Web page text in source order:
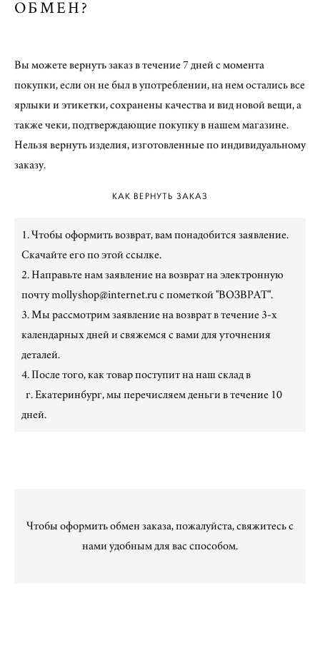
ОБМЕН?
Вы можете вернуть заказ в течение 7 дней с момента
покупки, если он не был в употреблении, на нем остались все
ярлыки и этикетки, сохранены качества и вид новой вещи, а
также чеки, подтверждающие покупку в нашем магазине.
Нельзя вернуть изделия, изготовленные по индивидуальному
заказу.
КАК ВЕРНУТЬ ЗАКАЗ
1. Чтобы оформить возврат, вам понадобится заявление.
Скачайте его по этойссылке.
2. Направьте нам заявление на возврат на электронную
почту mollyshop@internet.ru с пометкой "ВОЗВРАТ".
3. Мы рассмотрим заявление на возврат в течение 3-х
календарных дней и свяжемся с вами для уточнения
деталей.
4. После того, как товар поступит на наш склад в
г. Екатеринбург, мы перечисляем деньги в течение 10
дней.
Чтобы оформить обмен заказа, пожалуйста, свяжитесь с
нами удобным для васспособом.